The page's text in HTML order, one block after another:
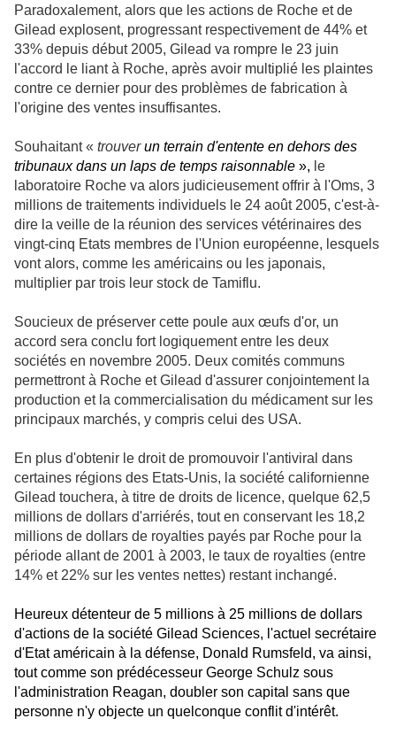
Paradoxalement, alors que les actions de Roche et de
Gilead explosent, progressant respectivement de 44% et
33% depuis début 2005, Gilead va rompre le 23 juin
l'accord le liant à Roche, après avoir multiplié les plaintes
contre ce dernier pour des problèmes de fabrication à
l'origine des ventes insuffisantes.
Souhaitant « trouverun terrain d'entente en dehors des
tribunaux dans un laps de temps raisonnable », le
laboratoire Roche va alors judicieusement offrir à l'Oms, 3
millions de traitements individuels le 24 août 2005, c'est-à-
dire la veille de la réunion des services vétérinaires des
vingt-cinq Etats membres de l'Union européenne, lesquels
vont alors, comme les américains ou les japonais,
multiplier par trois leur stock de Tamiflu.
Soucieux de préserver cette poule aux œufs d'or, un
accord sera conclu fort logiquement entre les deux
sociétés en novembre 2005. Deux comités communs
permettront à Roche et Gilead d'assurer conjointement la
production et la commercialisation du médicament sur les
principaux marchés, y compris celui des USA.
En plus d'obtenir le droit de promouvoir l'antiviral dans
certaines régions des Etats-Unis, la société californienne
Gilead touchera, à titre de droits de licence, quelque 62,5
millions de dollars d'arriérés, tout en conservant les 18,2
millions de dollars de royalties payés par Roche pour la
période allant de 2001 à 2003, le taux de royalties (entre
14% et 22% sur les ventes nettes) restant inchangé.
Heureux détenteur de 5 millions à 25 millions de dollars
d'actions de la société Gilead Sciences, l'actuel secrétaire
d'Etat américain à la défense, Donald Rumsfeld, va ainsi,
tout comme son prédécesseur George Schulz sous
l'administration Reagan, doubler son capital sans que
personne n'y objecte un quelconque conflit d'intérêt.